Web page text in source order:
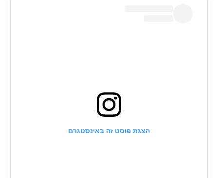
הצטרפות לחבילת הערוצים
הצגת פוסט זה באינסטגרם